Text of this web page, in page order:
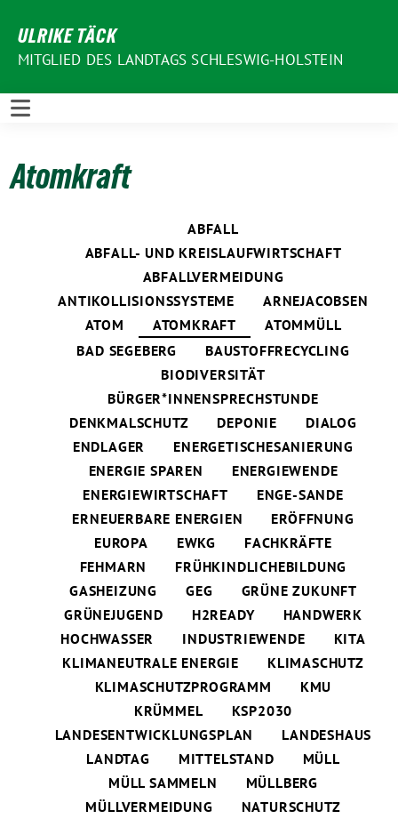
zum
Inhalt
ULRIKE TÄCK
MITGLIED DES LANDTAGS SCHLESWIG-HOLSTEIN
Atomkraft
ABFALL
ABFALL- UND KREISLAUFWIRTSCHAFT
ABFALLVERMEIDUNG
ANTIKOLLISIONSSYSTEME
ARNEJACOBSEN
ATOM
ATOMKRAFT
ATOMMÜLL
BAD SEGEBERG
BAUSTOFFRECYCLING
BIODIVERSITÄT
BÜRGER*INNENSPRECHSTUNDE
DENKMALSCHUTZ
DEPONIE
DIALOG
ENDLAGER
ENERGETISCHESANIERUNG
ENERGIE SPAREN
ENERGIEWENDE
ENERGIEWIRTSCHAFT
ENGE-SANDE
ERNEUERBARE ENERGIEN
ERÖFFNUNG
EUROPA
EWKG
FACHKRÄFTE
FEHMARN
FRÜHKINDLICHEBILDUNG
GASHEIZUNG
GEG
GRÜNE ZUKUNFT
GRÜNEJUGEND
H2READY
HANDWERK
HOCHWASSER
INDUSTRIEWENDE
KITA
KLIMANEUTRALE ENERGIE
KLIMASCHUTZ
KLIMASCHUTZPROGRAMM
KMU
KRÜMMEL
KSP2030
LANDESENTWICKLUNGSPLAN
LANDESHAUS
LANDTAG
MITTELSTAND
MÜLL
MÜLL SAMMELN
MÜLLBERG
MÜLLVERMEIDUNG
NATURSCHUTZ